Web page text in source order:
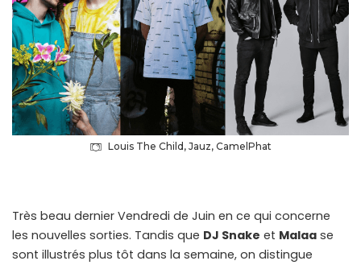
Louis The Child, Jauz, CamelPhat
Très beau dernier Vendredi de Juin en ce qui concerne
les nouvelles sorties. Tandis que DJ Snake et Malaa se
sont illustrés plus tôt dans la semaine, on distingue